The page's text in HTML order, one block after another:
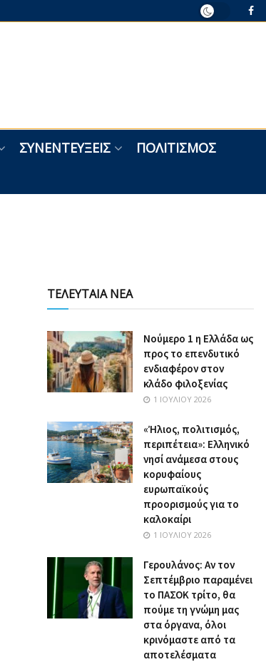
ΣΥΝΕΝΤΕΎΞΕΙΣ
ΠΟΛΙΤΙΣΜΌΣ
ΤΕΛΕΥΤΑΙΑ ΝΕΑ
Nούμερο 1 η Ελλάδα ως
προς το επενδυτικό
ενδιαφέρον στον
κλάδο φιλοξενίας
1 ΙΟΥΛΊΟΥ 2026
«Ήλιος, πολιτισμός,
περιπέτεια»: Ελληνικό
νησί ανάμεσα στους
κορυφαίους
ευρωπαϊκούς
προορισμούς για το
καλοκαίρι
1 ΙΟΥΛΊΟΥ 2026
Γερουλάνος: Αν τον
Σεπτέμβριο παραμένει
το ΠΑΣΟΚ τρίτο, θα
πούμε τη γνώμη μας
στα όργανα, όλοι
κρινόμαστε από τα
αποτελέσματα